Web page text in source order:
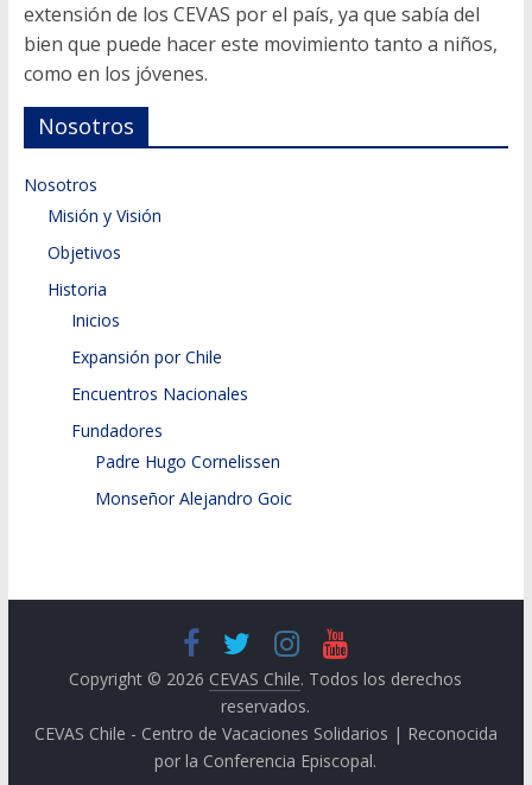
extensión de los CEVAS por el país, ya que sabía del
bien que puede hacer este movimiento tanto a niños,
como en los jóvenes.
Nosotros
Nosotros
Misión y Visión
Objetivos
Historia
Inicios
Expansión por Chile
Encuentros Nacionales
Fundadores
Padre Hugo Cornelissen
Monseñor Alejandro Goic
Copyright © 2026 CEVAS Chile. Todos los derechos
reservados.
CEVAS Chile - Centro de Vacaciones Solidarios | Reconocida
por la Conferencia Episcopal.